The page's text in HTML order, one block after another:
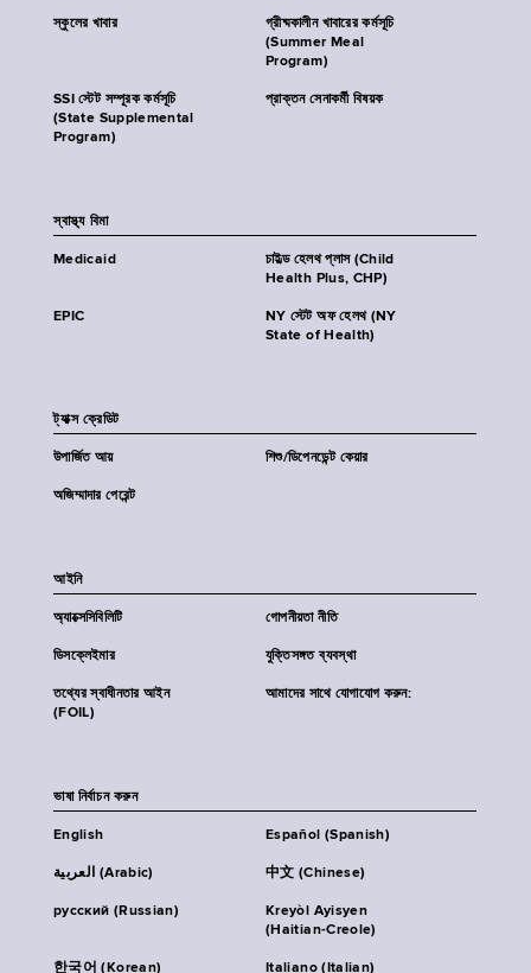
স্কুলের খাবার
গ্রীষ্মকালীন খাবারের কর্মসূচি
(Summer Meal
Program)
SSI স্টেট সম্পূরক কর্মসূচি
(State Supplemental
Program)
প্রাক্তন সেনাকর্মী বিষয়ক
স্বাস্থ্য বিমা
Medicaid
চাইল্ড হেলথ প্লাস (Child
Health Plus, CHP)
EPIC
NY স্টেট অফ হেলথ (NY
State of Health)
ট্যাক্স ক্রেডিট
উপার্জিত আয় শিশু/ডিপেনডেন্ট কেয়ার
অজিম্মাদার পেরেন্ট
আইনি
অ্যাক্সেসিবিলিটি গোপনীয়তা নীতি
ডিসক্লেইমার যুক্তিসঙ্গত ব্যবস্থা
তথ্যের স্বাধীনতার আইন
(FOIL)
আমাদের সাথে যোগাযোগ করুন:
ভাষা নির্বাচন করুন
English Español (Spanish)
العربية (Arabic) 中文 (Chinese)
русский (Russian)
Kreyòl Ayisyen
(Haitian-Creole)
한국어 (Korean) Italiano (Italian)